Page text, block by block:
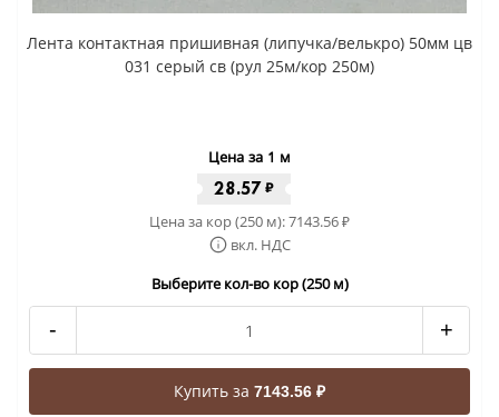
Лента контактная пришивная (липучка/велькро) 50мм цв
031 серый св (рул 25м/кор 250м)
Цена за 1 м
28.57₽
Цена за кор (250 м):7143.56₽
вкл. НДС
Выберите кол-во кор (250 м)
- +
Купить за 7143.56 ₽